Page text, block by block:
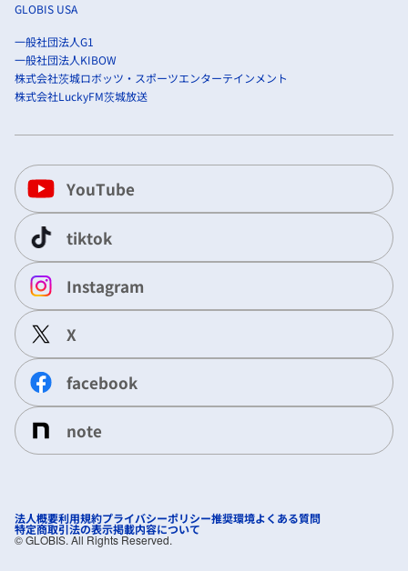
GLOBIS USA
一般社団法人G1
一般社団法人KIBOW
株式会社茨城ロボッツ・スポーツエンターテインメント
株式会社LuckyFM茨城放送
YouTube
tiktok
Instagram
X
facebook
note
法人概要利用規約プライバシーポリシー推奨環境よくある質問
特定商取引法の表示掲載内容について
©︎ GLOBIS. All Rights Reserved.